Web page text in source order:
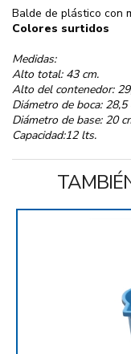
Balde de plástico con
Colores surtidos
Medidas:
Alto total: 43 cm.
Alto del contenedor:
Diámetro de boca: 28,5
Diámetro de base: 20
Capacidad:12 lts.